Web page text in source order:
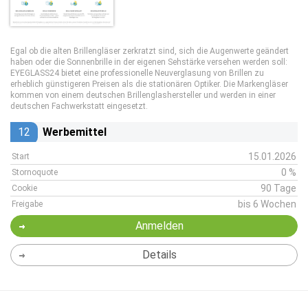
Egal ob die alten Brillengläser zerkratzt sind, sich die Augenwerte geändert
haben oder die Sonnenbrille in der eigenen Sehstärke versehen werden soll:
EYEGLASS24 bietet eine professionelle Neuverglasung von Brillen zu
erheblich günstigeren Preisen als die stationären Optiker. Die Markengläser
kommen von einem deutschen Brillenglashersteller und werden in einer
deutschen Fachwerkstatt eingesetzt.
12 Werbemittel
Start 15.01.2026
Stornoquote 0 %
Cookie 90 Tage
Freigabe bis 6 Wochen
Anmelden
Details